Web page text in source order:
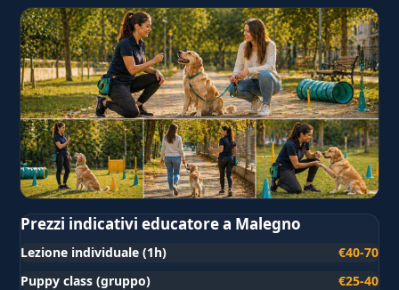
Prezzi indicativi educatore a Malegno
Lezione individuale (1h)
€40-70
Puppy class (gruppo)
€25-40